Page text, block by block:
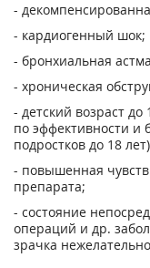
-
- кардиогенный шок;
- бронхиальная
- хроническая
- детский возраст до
по эффективности и
подростков до 18
- повышенная
препарата;
- состояние
операций и др.
зрачка